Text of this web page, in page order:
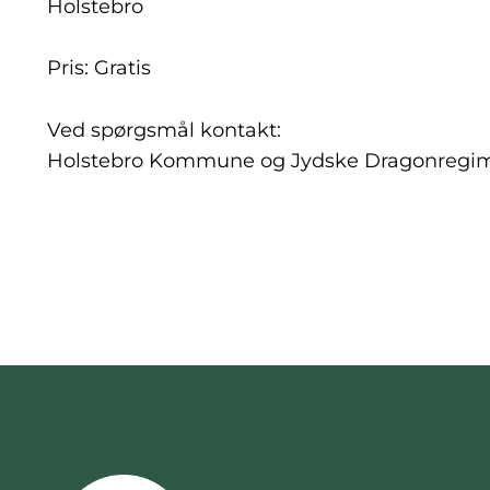
Holstebro
Pris: Gratis
Ved spørgsmål kontakt:
Holstebro Kommune og Jydske